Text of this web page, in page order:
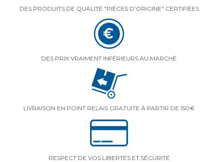
DES PRODUITS DE QUALITÉ "PIÈCES D'ORIGINE" CERTIFIÉES
DES PRIX VRAIMENT INFÉRIEURS AU MARCHÉ
LIVRAISON EN POINT RELAIS GRATUITE À PARTIR DE 150€
RESPECT DE VOS LIBERTÉS ET SÉCURITÉ